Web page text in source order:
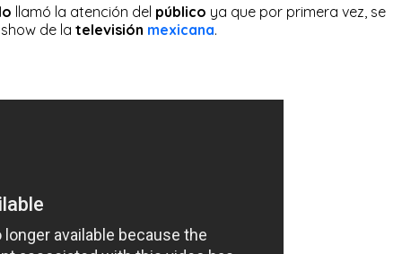
llamó la atención del público ya que por primera vez, se
de la televisión mexicana.